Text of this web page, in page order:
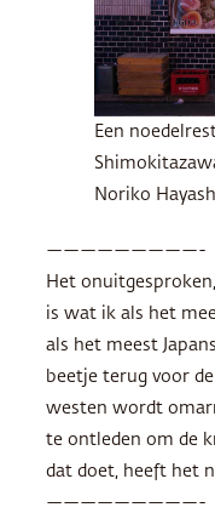
Een
Noriko
—————————-
Het
is wat ik als het
als het meest
beetje terug voor
westen wordt
te ontleden om de
dat doet, heeft het
—————————-